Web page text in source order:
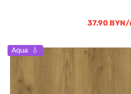
37.90 BYN/
Aqua